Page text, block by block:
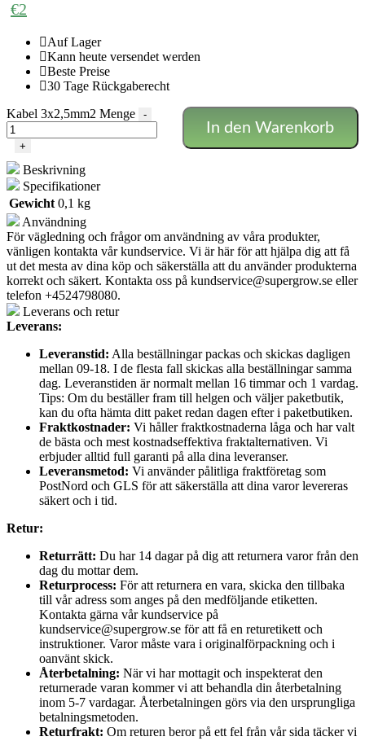
€2
Auf Lager
Kann heute versendet werden
Beste Preise
30 Tage Rückgaberecht
Kabel 3x2,5mm2 Menge
-
+
In den Warenkorb
Beskrivning
Specifikationer
Gewicht 0,1 kg
Användning
För vägledning och frågor om användning av våra produkter,
vänligen kontakta vår kundservice. Vi är här för att hjälpa dig att få
ut det mesta av dina köp och säkerställa att du använder produkterna
korrekt och säkert. Kontakta oss på kundservice@supergrow.se eller
telefon +4524798080.
Leverans och retur
Leverans:
Leveranstid: Alla beställningar packas och skickas dagligen
mellan 09-18. I de flesta fall skickas alla beställningar samma
dag. Leveranstiden är normalt mellan 16 timmar och 1 vardag.
Tips: Om du beställer fram till helgen och väljer paketbutik,
kan du ofta hämta ditt paket redan dagen efter i paketbutiken.
Fraktkostnader: Vi håller fraktkostnaderna låga och har valt
de bästa och mest kostnadseffektiva fraktalternativen. Vi
erbjuder alltid full garanti på alla dina leveranser.
Leveransmetod: Vi använder pålitliga fraktföretag som
PostNord och GLS för att säkerställa att dina varor levereras
säkert och i tid.
Retur:
Returrätt: Du har 14 dagar på dig att returnera varor från den
dag du mottar dem.
Returprocess: För att returnera en vara, skicka den tillbaka
till vår adress som anges på den medföljande etiketten.
Kontakta gärna vår kundservice på
kundservice@supergrow.se för att få en returetikett och
instruktioner. Varor måste vara i originalförpackning och i
oanvänt skick.
Återbetalning: När vi har mottagit och inspekterat den
returnerade varan kommer vi att behandla din återbetalning
inom 5-7 vardagar. Återbetalningen görs via den ursprungliga
betalningsmetoden.
Returfrakt: Om returen beror på ett fel från vår sida täcker vi